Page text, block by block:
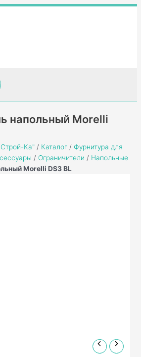
напольный Morelli
Ка"/ Каталог/ Фурнитура для
/ Ограничители / Напольные
Morelli DS3 BL